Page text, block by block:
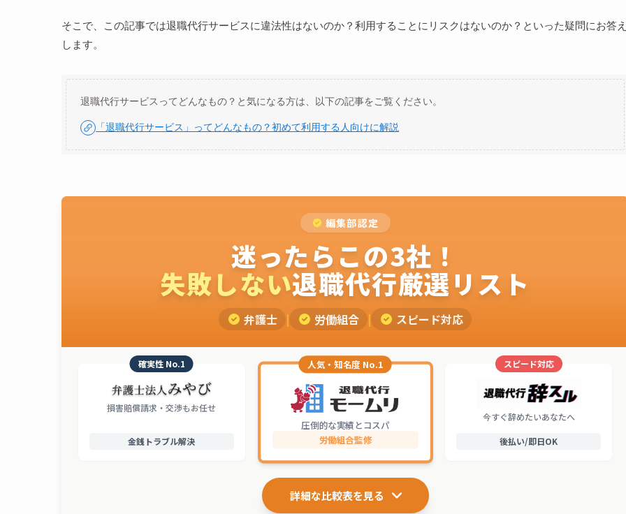
そこで、この記事では退職代行サービスに違法性はないのか？利用することにリスクはないのか？といった疑問にお答
します。
退職代行サービスってどんなもの？と気になる方は、以下の記事をご覧ください。
「退職代行サービス」ってどんなもの？初めて利用する人向けに解説
編集部認定
迷ったらこの3社！
失敗しない退職代行厳選リスト
弁護士 | 労働組合 | スピード対応
確実性 No.1
損害賠償請求・交渉もお任せ
金銭トラブル解決
人気・知名度 No.1
圧倒的な実績とコスパ
労働組合監修
スピード対応
今すぐ辞めたいあなたへ
後払い/即日OK
詳細な比較表を見る